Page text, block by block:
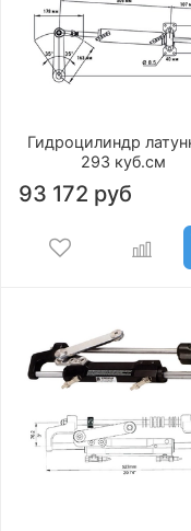
Гидроцилиндр
293 куб.см
93 172 руб